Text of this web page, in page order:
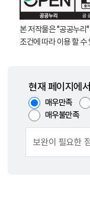
본 저작물은 "공공누리
조건에 따라 이용 할 수
현재 페이지에
매우만족
매우불만족